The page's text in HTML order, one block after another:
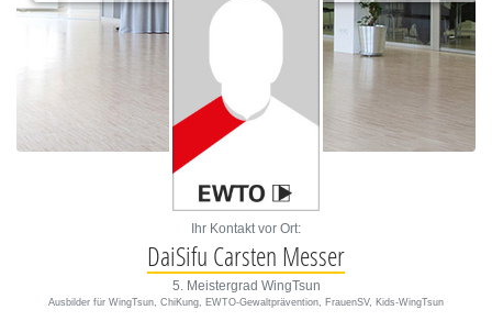
Ihr Kontakt vor Ort:
DaiSifu Carsten Messer
5. Meistergrad WingTsun
Ausbilder für WingTsun, ChiKung, EWTO-Gewaltprävention, FrauenSV, Kids-WingTsun